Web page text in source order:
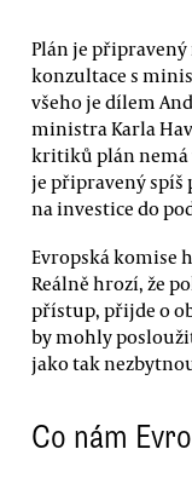
Plán je
konzultace s
všeho je dílem
ministra Karla
kritiků plán nemá
je připravený spíš
na investice do
Evropská komise
Reálně hrozí, že
přístup, přijde o
by mohly
jako tak
Co nám